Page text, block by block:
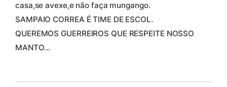
casa,se avexe,e não faça mungango.
SAMPAIO CORREA É TIME DE ESCOL.
QUEREMOS GUERREIROS QUE RESPEITE NOSSO
MANTO…